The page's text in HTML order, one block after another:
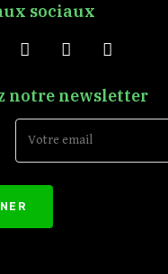
sociaux
notre newsletter